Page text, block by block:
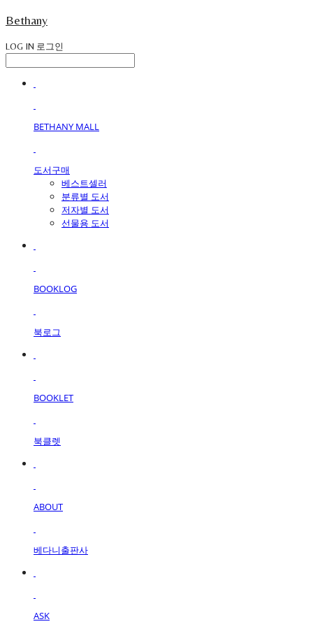
Bethany
LOG IN 로그인
BETHANY MALL
도서구매
베스트셀러
분류별 도서
저자별 도서
선물용 도서
BOOKLOG
북로그
BOOKLET
북클렛
ABOUT
베다니출판사
ASK